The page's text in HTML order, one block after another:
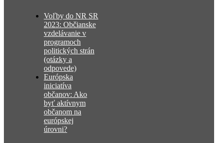
Voľby do NR SR
2023: Občianske
vzdelávanie v
programoch
politických strán
(otázky a
odpovede)
Európska
iniciatíva
občanov: Ako
byť aktívnym
občanom na
európskej
úrovni?